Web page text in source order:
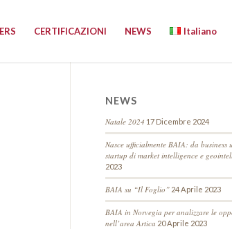
CERTIFICAZIONI NEWS Italiano
NEWS
Natale 2024 17 Dicembre 2024
Nasce ufficialmente BAIA: da business
startup di market intelligence e
2023
BAIA su “Il Foglio” 24 Aprile 2023
BAIA in Norvegia per analizzare le
nell’area Artica 20 Aprile 2023